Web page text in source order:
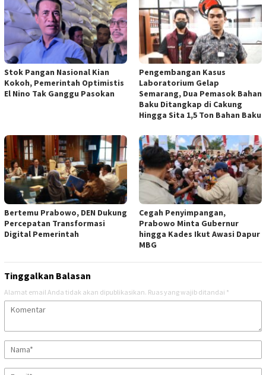
Stok Pangan Nasional Kian
Kokoh, Pemerintah Optimistis
El Nino Tak Ganggu Pasokan
Pengembangan Kasus
Laboratorium Gelap
Semarang, Dua Pemasok Bahan
Baku Ditangkap di Cakung
Hingga Sita 1,5 Ton Bahan Baku
Bertemu Prabowo, DEN Dukung
Percepatan Transformasi
Digital Pemerintah
Cegah Penyimpangan,
Prabowo Minta Gubernur
hingga Kades Ikut Awasi Dapur
MBG
Tinggalkan Balasan
Alamat email Anda tidak akan dipublikasikan. Ruas yang wajib ditandai *